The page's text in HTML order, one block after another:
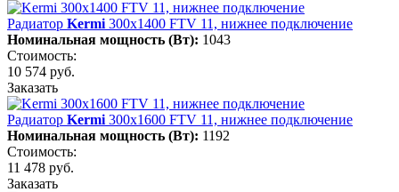
Радиатор Kermi 300х1400 FTV 11, нижнее подключение
Номинальная мощность (Вт): 1043
Стоимость:
10 574 руб.
Заказать
Радиатор Kermi 300х1600 FTV 11, нижнее подключение
Номинальная мощность (Вт): 1192
Стоимость:
11 478 руб.
Заказать